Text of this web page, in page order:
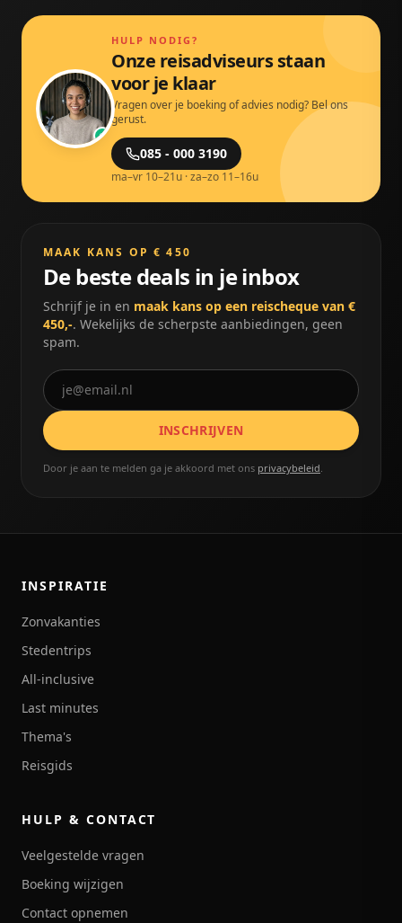
HULP NODIG?
Onze reisadviseurs staan
voor je klaar
Vragen over je boeking of advies nodig? Bel ons
gerust.
085 - 000 3190
ma–vr 10–21u · za–zo 11–16u
MAAK KANS OP € 450
De beste deals in je inbox
Schrijf je in en maak kans op een reischeque van €
450,-. Wekelijks de scherpste aanbiedingen, geen
spam.
INSCHRIJVEN
Door je aan te melden ga je akkoord met ons privacybeleid.
INSPIRATIE
Zonvakanties
Stedentrips
All-inclusive
Last minutes
Thema's
Reisgids
HULP & CONTACT
Veelgestelde vragen
Boeking wijzigen
Contact opnemen